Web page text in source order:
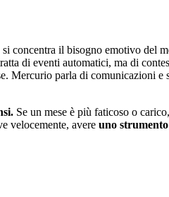
concentra il bisogno emotivo del
di eventi automatici, ma di
parla di comunicazioni e
Se un mese è più faticoso o
velocemente, avere uno